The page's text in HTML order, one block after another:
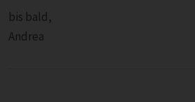
bis bald,
Andrea